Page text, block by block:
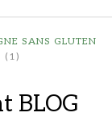
SANS GLUTEN
(1)
BLOG